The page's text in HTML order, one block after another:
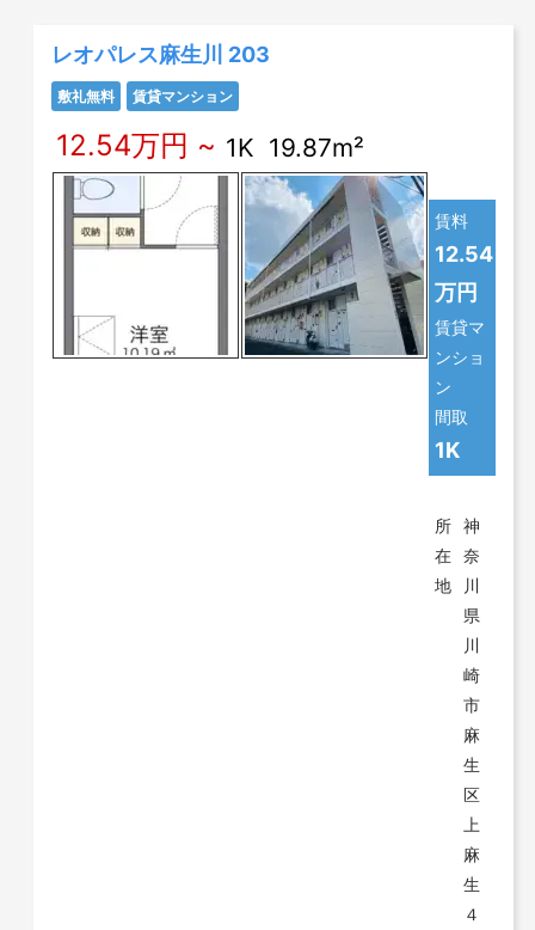
レオパレス麻生川 203
敷礼無料 賃貸マンション
12.54万円 ~ 1K 19.87m²
賃料
12.54
万円
賃貸マ
ンショ
ン
間取
1K
所
在
地
神
奈
川
県
川
崎
市
麻
生
区
上
麻
生
４